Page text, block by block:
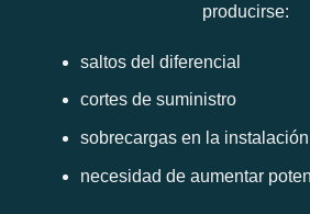
producirse:
saltos del diferencial
cortes de suministro
sobrecargas en la instalación
necesidad de aumentar